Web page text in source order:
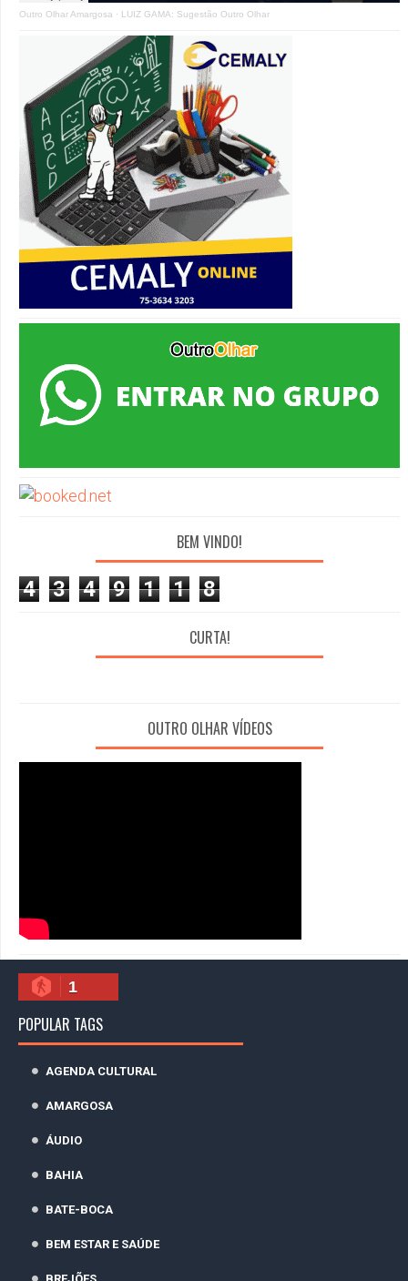
Outro Olhar Amargosa · LUIZ GAMA: Sugestão Outro Olhar
BEM VINDO!
4 3 4 9 1 1 8
CURTA!
OUTRO OLHAR VÍDEOS
1
POPULAR TAGS
AGENDA CULTURAL
AMARGOSA
ÁUDIO
BAHIA
BATE-BOCA
BEM ESTAR E SAÚDE